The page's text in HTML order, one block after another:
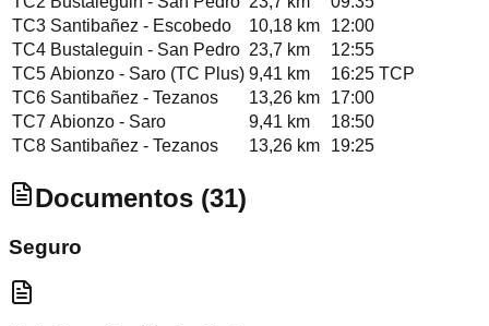
TC3 Santibañez - Escobedo 10,18 km
12:00
TC4 Bustaleguin - San Pedro 23,7 km
12:55
TC5 Abionzo - Saro (TC Plus) 9,41 km 16:25 TCP
TC6 Santibañez - Tezanos 13,26 km
17:00
TC7 Abionzo - Saro 9,41 km
18:50
TC8 Santibañez - Tezanos 13,26 km 19:25
Documentos (31)
Seguro